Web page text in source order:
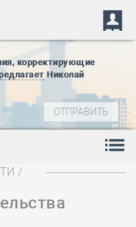
корректирующие
Николай
/